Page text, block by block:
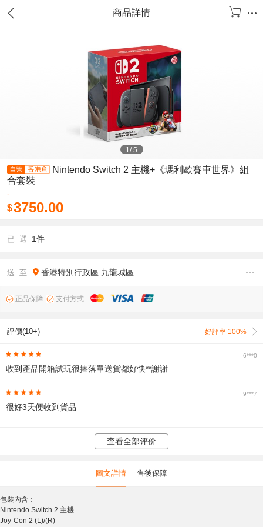
商品詳情
1/5
Nintendo Switch 2 主機+《瑪利歐賽車世界》組
合套裝
-
$3750.00
已 選 1件
送 至 香港特別行政區 九龍城區
正品保障 支付方式
評價(10+) 好評率 100%
6***0
收到產品開箱試玩很捧落單送貨都好快**謝謝
9***7
很好3天便收到貨品
查看全部评价
圖文詳情 售後保障
包裝內含：
Nintendo Switch 2 主機
Joy-Con 2 (L)/(R)